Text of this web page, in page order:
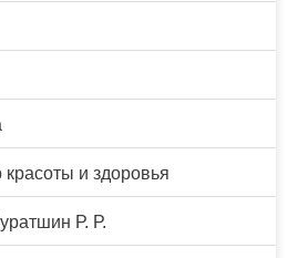
и здоровья
Р. Р.